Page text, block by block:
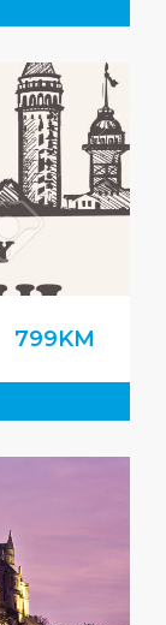
799KM